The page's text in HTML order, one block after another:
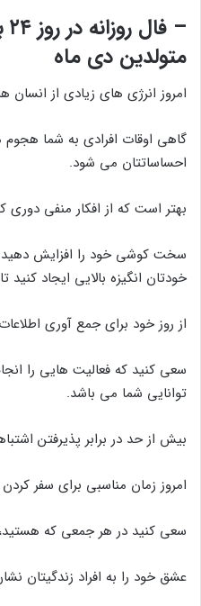
متولدین دی ماه
امروز انرژی های زیادی از
گاهی اوقات افرادی به شما
احساساتتان می شود.
بهتر است که از افکار منفی دوری
سخت کوشی خود را افزایش دهید
خودتان انگیزه بالایی ایجاد کنید
از روز خود برای جمع آوری
سعی کنید که فعالیت هایی را
توانایی شما می باشد.
بیش از حد در برابر پذیرفتن
امروز زمان مناسبی برای سفر
سعی کنید در هر جمعی که
عشق خود را به افراد زندگیتان